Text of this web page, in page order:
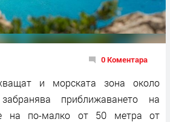
0 Коментара
и морската зона около
приближаването на
на по-малко от 50 метра от